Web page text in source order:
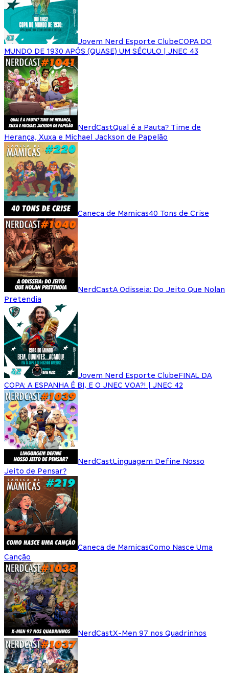
Jovem Nerd Esporte ClubeCOPA DO
MUNDO DE 1930 APÓS (QUASE) UM SÉCULO | JNEC 43
NerdCastQual é a Pauta? Time de
Herança, Xuxa e Michael Jackson de Papelão
Caneca de Mamicas40 Tons de Crise
NerdCastA Odisseia: Do Jeito Que Nolan
Pretendia
Jovem Nerd Esporte ClubeFINAL DA
COPA: A ESPANHA É BI, E O JNEC VOA?! | JNEC 42
NerdCastLinguagem Define Nosso
Jeito de Pensar?
Caneca de MamicasComo Nasce Uma
Canção
NerdCastX-Men 97 nos Quadrinhos